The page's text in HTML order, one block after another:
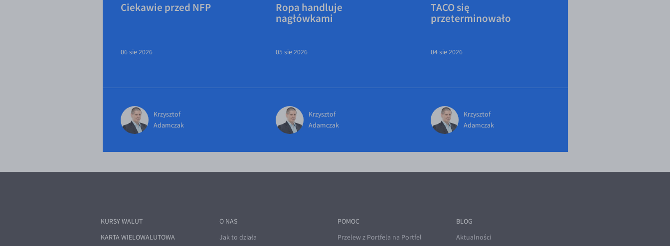
Ciekawie przed NFP
06 sie 2026
Krzysztof
Adamczak
Ropa handluje
nagłówkami
05 sie 2026
Krzysztof
Adamczak
TACO się
przeterminowało
04 sie 2026
Krzysztof
Adamczak
KURSY WALUT
KARTA WIELOWALUTOWA
O NAS
Jak to działa
POMOC
Przelew z Portfela na Portfel
BLOG
Aktualności